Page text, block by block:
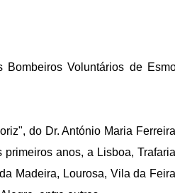
Voluntários de
do Dr. António Maria
anos, a Lisboa,
Madeira, Lourosa, Vila da